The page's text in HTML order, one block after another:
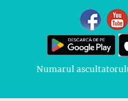
Numarul